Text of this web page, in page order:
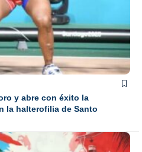
y abre con éxito la
la halterofilia de Santo